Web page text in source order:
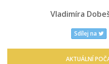
Vladimíra
Sdílej na
AKTUÁLNÍ